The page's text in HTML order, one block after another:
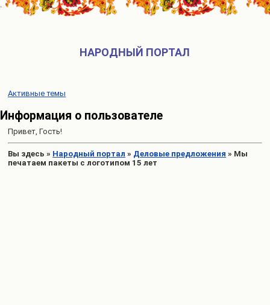
НАРОДНЫЙ ПОРТАЛ
Активные темы
Информация о пользователе
Привет, Гость!
Вы здесь » Народный портал » Деловые предложения » Мы
печатаем пакеты с логотипом 15 лет